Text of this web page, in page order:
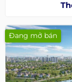
Đang mở bán